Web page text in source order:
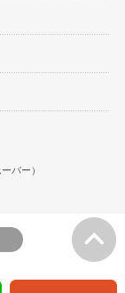
バー）